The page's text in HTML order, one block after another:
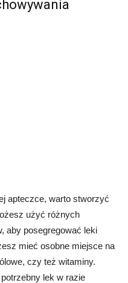
apteczce, warto stworzyć
użyć różnych
aby posegregować leki
mieć osobne miejsce na
czy też witaminy.
lek w razie